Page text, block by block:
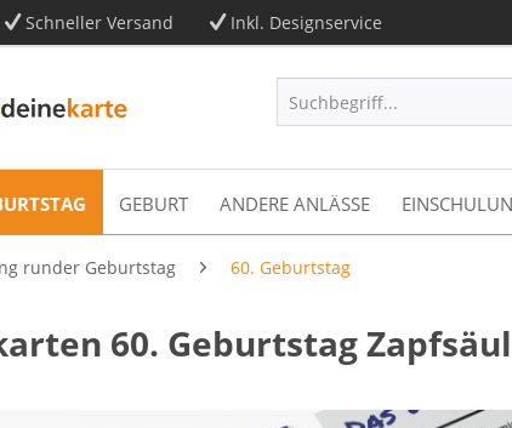
Schneller Versand Inkl. Designservice
GEBURT ANDERE ANLÄSSE
runder Geburtstag 60. Geburtstag
60. Geburtstag